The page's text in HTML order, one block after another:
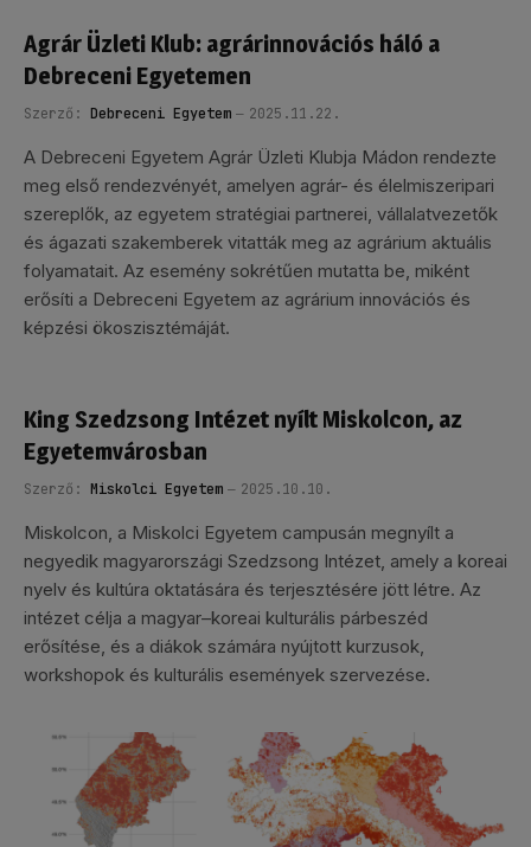
Agrár Üzleti Klub: agrárinnovációs háló a
Debreceni Egyetemen
Szerző: Debreceni Egyetem 2025.11.22.
A Debreceni Egyetem Agrár Üzleti Klubja Mádon rendezte
meg első rendezvényét, amelyen agrár- és élelmiszeripari
szereplők, az egyetem stratégiai partnerei, vállalatvezetők
és ágazati szakemberek vitatták meg az agrárium aktuális
folyamatait. Az esemény sokrétűen mutatta be, miként
erősíti a Debreceni Egyetem az agrárium innovációs és
képzési ökoszisztémáját.
King Szedzsong Intézet nyílt Miskolcon, az
Egyetemvárosban
Szerző: Miskolci Egyetem 2025.10.10.
Miskolcon, a Miskolci Egyetem campusán megnyílt a
negyedik magyarországi Szedzsong Intézet, amely a koreai
nyelv és kultúra oktatására és terjesztésére jött létre. Az
intézet célja a magyar–koreai kulturális párbeszéd
erősítése, és a diákok számára nyújtott kurzusok,
workshopok és kulturális események szervezése.